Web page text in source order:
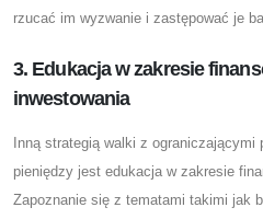
rzucać im wyzwanie i zastępować je
3. Edukacja w zakresie
inwestowania
Inną strategią walki z
pieniędzy jest edukacja w zakresie
Zapoznanie się z tematami takimi jak